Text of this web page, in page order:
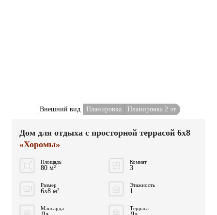
Внешний вид Планировка Планировка 2 эт.
Дом для отдыха с просторной террасой 6x8
«Хоромы»
Площадь
80 м²
Комнат
3
Размер
6x8 м²
Этажность
1
Мансарда Терраса